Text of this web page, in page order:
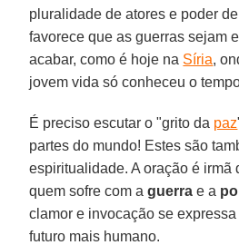
pluralidade de atores e poder
favorece que as guerras sejam
acabar, como é hoje na Síria,
jovem vida só conheceu o
É preciso escutar o "grito da paz
partes do mundo! Estes são
espiritualidade. A oração é irmã
quem sofre com aguerra e a
clamor e invocação se
futuro mais humano.